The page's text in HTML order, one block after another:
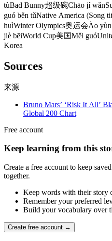
tùBad Bunny超级碗Chāo jí wǎn
guó běn tǔNative America (Song
huìWinter Olympics奥运会Ào
jiè bēiWorld Cup美国Měi guó
Korea
Sources
来源
Bruno Mars’ ‘Risk It All’
Global 200 Chart
Free account
Keep learning from this
Create a free account to keep
together.
Keep words with their story
Remember your preferred
Build your vocabulary over
Create free account →